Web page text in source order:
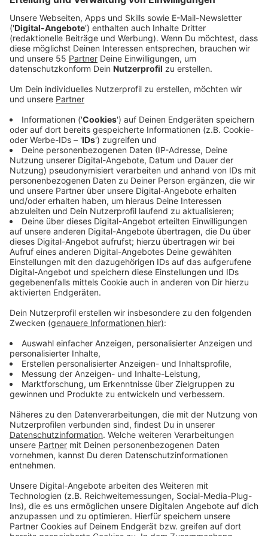
Anzeige
Der 29-Jährige besingt die Ausflucht eines
und leichter Bekleidung kontrastreich und farbenfroh
lautet die Zeile. Den Treibstoff von "Weekend Lover"
bildet die Vorfreude auf jene 48 Stunden, in denen
Lust und Ekstase keine Grenzen gesetzt seien sollen,
in denen alles kann und nichts muss. Das Wochenende
als Utopie und Sehnsuchtsort des Alltagstrotts und
als Inbegriff des echten Lebens.
Entstanden ist "Weekend Lover" nicht bloß unter
Mithilfe von Santos’ langjährigen Weggefährten
Djorkaeff und Beatzarre, sondern auch in Kollaboration
mit dem Producer-Powerhouse Purple Disco Machine.
Den Song könnt ihr euch hier anhören.
Wir benötigen Ihre
Zustimmung, um den YouTube
Video-Service zu laden!
Wir verwenden einen Service eines
Drittanbieters, um Videoinhalte
einzubetten. Dieser Service kann
Daten zu Ihren Aktivitäten
Details durch und stimmen Sie der
Nutzung des Service zu, um dieses
Video anzusehen.
Mehr Informationen